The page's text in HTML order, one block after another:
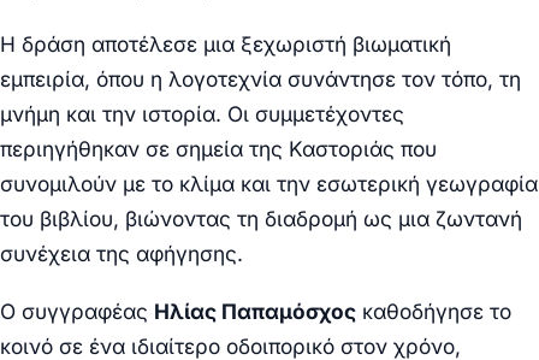
Η δράση αποτέλεσε μια ξεχωριστή βιωματική
εμπειρία, όπου η λογοτεχνία συνάντησε τον τόπο, τη
μνήμη και την ιστορία. Οι συμμετέχοντες
περιηγήθηκαν σε σημεία της Καστοριάς που
συνομιλούν με το κλίμα και την εσωτερική γεωγραφία
του βιβλίου, βιώνοντας τη διαδρομή ως μια ζωντανή
συνέχεια της αφήγησης.
Ο συγγραφέας Ηλίας Παπαμόσχος καθοδήγησε το
κοινό σε ένα ιδιαίτερο οδοιπορικό στον χρόνο,